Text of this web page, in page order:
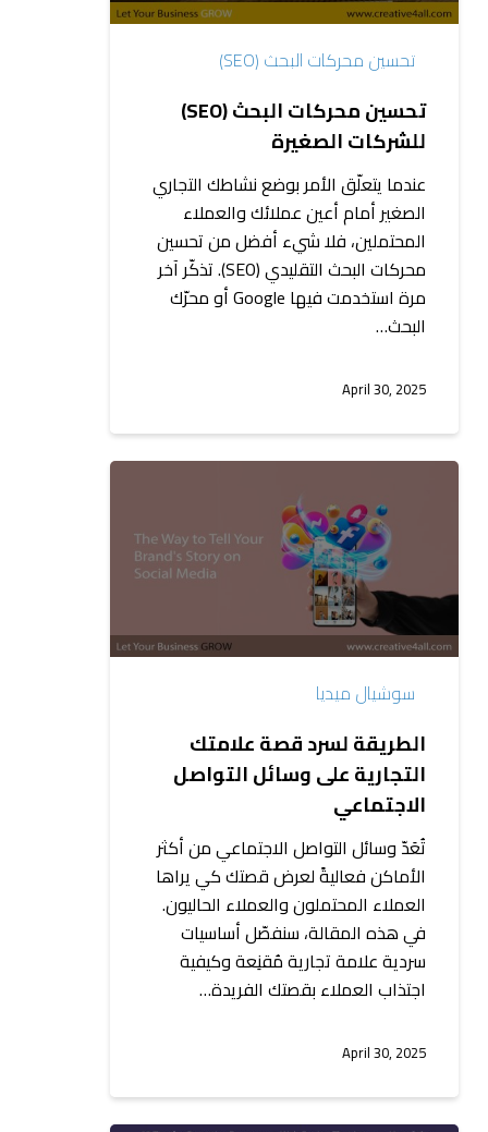
تحسين محركات البحث (SEO)
تحسين محركات البحث (SEO)
للشركات الصغيرة
عندما يتعلّق الأمر بوضع نشاطك التجاري
الصغير أمام أعين عملائك والعملاء
المحتملين، فلا شيء أفضل من تحسين
محركات البحث التقليدي (SEO). تذكّر آخر
مرة استخدمت فيها Google أو محرّك
البحث…
April 30, 2025
الطريقة
التجارية
وسائل
الاجتماعيسوشيال ميديا
الطريقة لسرد قصة علامتك
التجارية على وسائل التواصل
الاجتماعي
تُعَدّ وسائل التواصل الاجتماعي من أكثر
الأماكن فعاليةً لعرض قصتك كي يراها
العملاء المحتملون والعملاء الحاليون.
في هذه المقالة، سنفصّل أساسيات
سردية علامة تجارية مُقنِعة وكيفية
اجتذاب العملاء بقصتك الفريدة…
April 30, 2025